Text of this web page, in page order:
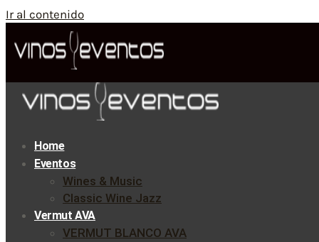
Ir al contenido
Home
Eventos
Wines & Music
Classic Wine Jazz
Vermut AVA
VERMUT BLANCO AVA